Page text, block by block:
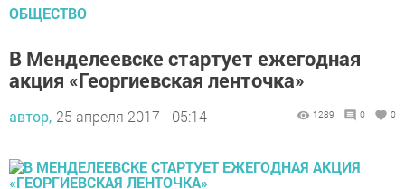
ОБЩЕСТВО
В Менделеевске стартует ежегодная
акция «Георгиевская ленточка»
автор, 25 апреля 2017 - 05:14 1289 0 0